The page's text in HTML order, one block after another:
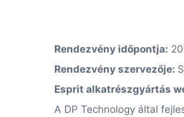
Rendezvény időpontja:
Rendezvény szervezője:
Esprit alkatrészgyártás
A DP Technology által